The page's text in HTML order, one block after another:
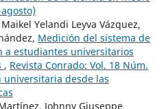
Yelandi Leyva Vázquez,
Medición del sistema de
a estudiantes universitarios
, Revista Conrado: Vol. 18 Núm.
universitaria desde las
Johnny Giuseppe